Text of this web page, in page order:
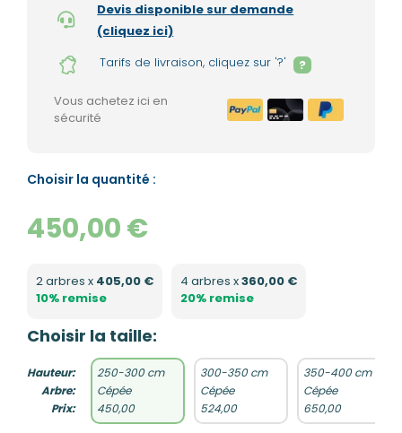
Devis disponible sur demande
(cliquez ici)
Tarifs de livraison, cliquez sur '?'
?
Vous achetez ici en
sécurité
Choisir la quantité :
450,00 €
2 arbres x 405,00 €
10% remise
4 arbres x360,00 €
20% remise
Choisir la taille:
Hauteur:
Arbre:
Prix:
250-300 cm
Cépée
450,00
300-350 cm
Cépée
524,00
350-400 cm
Cépée
650,00